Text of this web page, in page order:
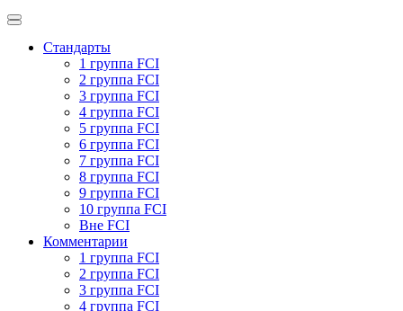
Стандарты
1 группа FCI
2 группа FCI
3 группа FCI
4 группа FCI
5 группа FCI
6 группа FCI
7 группа FCI
8 группа FCI
9 группа FCI
10 группа FCI
Вне FCI
Комментарии
1 группа FCI
2 группа FCI
3 группа FCI
4 группа FCI